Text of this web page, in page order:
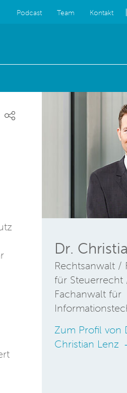
Podcast Team Kontakt
Dr.
Rechtsanwalt /
für Steuerrecht
Fachanwalt für
Zum Profil von
Christian Lenz